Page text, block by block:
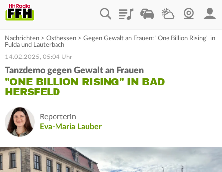
PlaylistStaupilotWetterWebcam
Nachrichten > Osthessen > Gegen Gewalt an Frauen: "One Billion Rising" in
Fulda und Lauterbach
14.02.2025, 05:04 Uhr
Tanzdemo gegen Gewalt an Frauen
"ONE BILLION RISING" IN BAD
HERSFELD
Reporterin
Eva-Maria Lauber